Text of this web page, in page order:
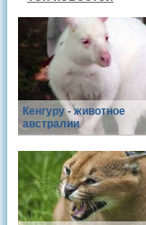
Кенгуру - животное
австралии